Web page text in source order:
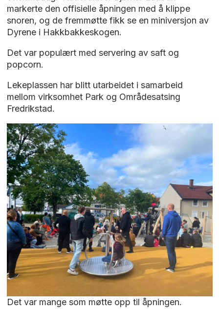
markerte den offisielle åpningen med å klippe
snoren, og de fremmøtte fikk se en miniversjon av
Dyrene i Hakkbakkeskogen.
Det var populært med servering av saft og
popcorn.
Lekeplassen har blitt utarbeidet i samarbeid
mellom virksomhet Park og Områdesatsing
Fredrikstad.
Det var mange som møtte opp til åpningen.